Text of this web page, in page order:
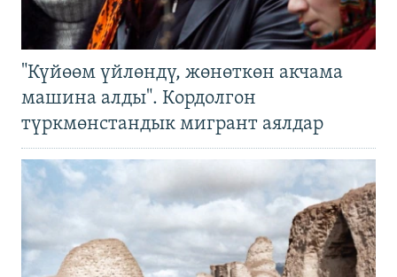
"Күйөөм үйлөндү, жөнөткөн акчама
машина алды". Кордолгон
түркмөнстандык мигрант аялдар